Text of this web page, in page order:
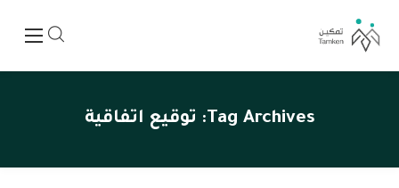
Tag Archives: توقيع اتفاقية